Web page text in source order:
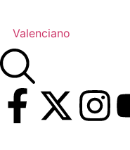
Valenciano